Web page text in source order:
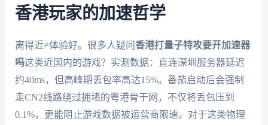
香港玩家的加速哲学
离得近≠体验好。很多人疑问 香港打量子特攻要开加速器
吗这类近国内的游戏？实测数据：直连深圳服务器延迟
约40ms，但高峰期丢包率高达15%。番茄启动后会强制
走CN2线路绕过拥堵的粤港骨干网，不仅将丢包压到
0.1%，更能阻止游戏数据被运营商限速。对于这类物理